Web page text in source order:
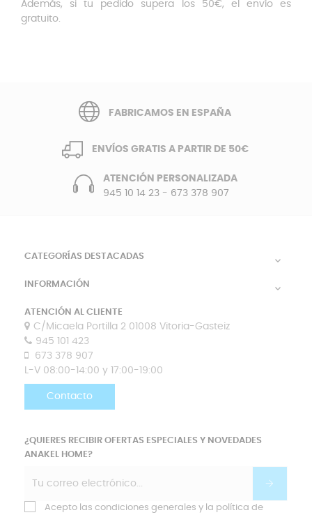
Además, si tu pedido supera los 50€, el envío es
gratuito.
FABRICAMOS EN ESPAÑA
ENVÍOS GRATIS A PARTIR DE 50€
ATENCIÓN PERSONALIZADA
945 10 14 23- 673 378 907
CATEGORÍAS DESTACADAS 
INFORMACIÓN 
ATENCIÓN AL CLIENTE
C/Micaela Portilla 2 01008 Vitoria-Gasteiz
945 101 423
673 378 907
L-V 08:00-14:00 y 17:00-19:00
Contacto
¿QUIERES RECIBIR OFERTAS ESPECIALES Y NOVEDADES
ANAKEL HOME?
Acepto las condiciones generales y la política de